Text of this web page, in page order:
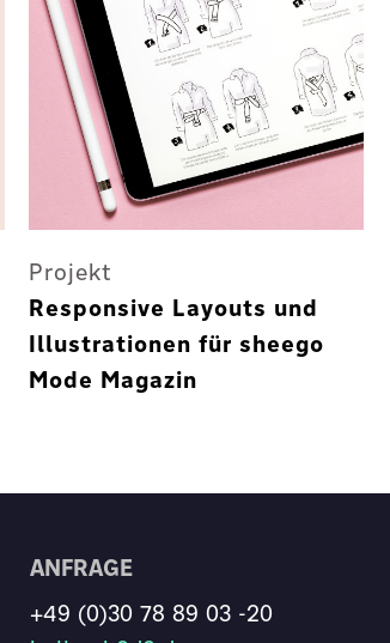
Projekt
Responsive Layouts und
Illustrationen für sheego
Mode Magazin
ANFRAGE
+49 (0)30 78 89 03 -20